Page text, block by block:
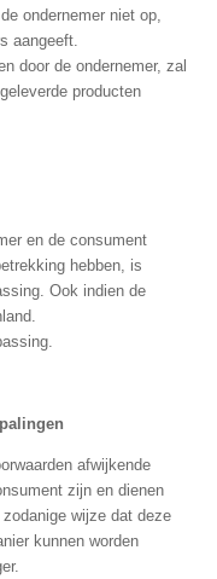
ondernemer niet op,
aangeeft.
door de ondernemer, zal
producten
en de consument
hebben, is
Ook indien de
afwijkende
zijn en dienen
wijze dat deze
kunnen worden